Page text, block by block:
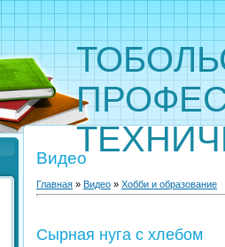
Видео
Главная » Видео » Хобби и образование
Сырная нуга с хлебом